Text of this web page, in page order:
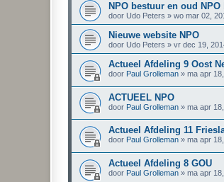
NPO bestuur en oud
door Udo Peters » wo mar 02,
Nieuwe website NPO
door Udo Peters » vr dec 19,
Actueel Afdeling 9 Oost
door Paul Grolleman » ma apr
ACTUEEL NPO
door Paul Grolleman » ma apr
Actueel Afdeling 11
door Paul Grolleman » ma apr
Actueel Afdeling 8 GOU
door Paul Grolleman » ma apr